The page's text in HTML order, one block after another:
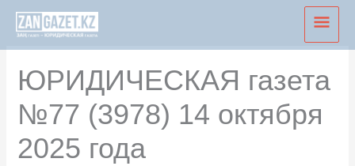
Перейти
содержимому
ЮРИДИЧЕСКАЯ газета
№77 (3978) 14 октября
2025 года